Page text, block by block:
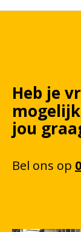
Heb je
jou
Bel ons op